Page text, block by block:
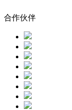
合作伙伴